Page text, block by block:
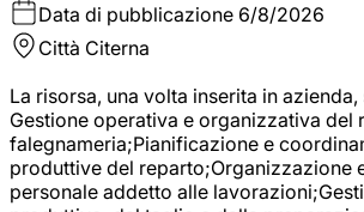
Data di pubblicazione 6/8/2026
Città Citerna
La risorsa, una volta inserita in
Gestione operativa e organizzativa del
falegnameria;Pianificazione e
produttive del reparto;Organizzazione
personale addetto alle